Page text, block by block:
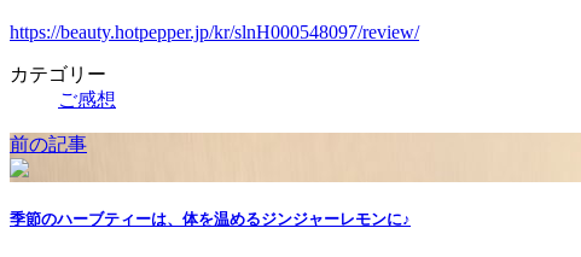
https://beauty.hotpepper.jp/kr/slnH000548097/review/
カテゴリー
ご感想
前の記事
季節のハーブティーは、体を温めるジンジャーレモンに♪